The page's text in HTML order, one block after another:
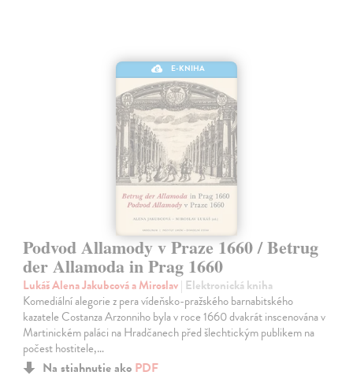
E-KNIHA
Podvod Allamody v Praze 1660 / Betrug
der Allamoda in Prag 1660
Lukáš Alena Jakubcová a Miroslav| Elektronická kniha
Komediální alegorie z pera vídeňsko-pražského barnabitského
kazatele Costanza Arzonniho byla v roce 1660 dvakrát inscenována v
Martinickém paláci na Hradčanech před šlechtickým publikem na
počest hostitele,…
Na stiahnutie ako PDF